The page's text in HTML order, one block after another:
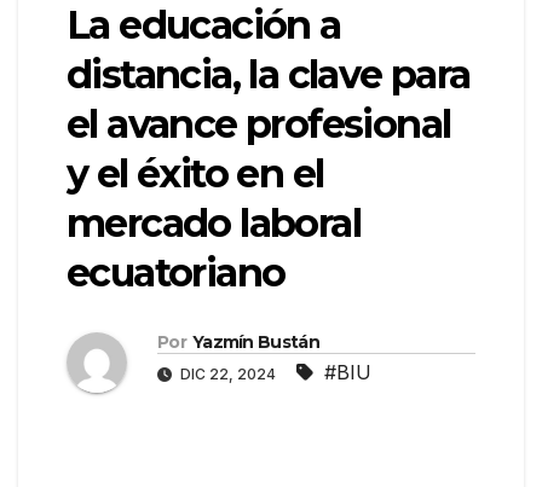
La educación a
distancia, la clave para
el avance profesional
y el éxito en el
mercado laboral
ecuatoriano
Por Yazmín Bustán
DIC 22, 2024 #BIU